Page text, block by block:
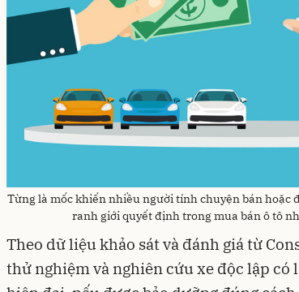
Từng là mốc khiến nhiều người tính chuyện bán hoặc
ranh giới quyết định trong mua bán ô tô
Theo dữ liệu khảo sát và đánh giá từ
thử nghiệm và nghiên cứu xe độc lập có